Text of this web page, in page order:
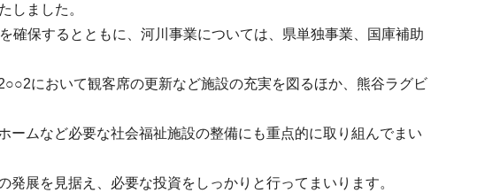
しました。
確保するとともに、河川事業については、県単独事業、国庫補助
において観客席の更新など施設の充実を図るほか、熊谷ラグビ
ムなど必要な社会福祉施設の整備にも重点的に取り組んでまい
展を見据え、必要な投資をしっかりと行ってまいります。